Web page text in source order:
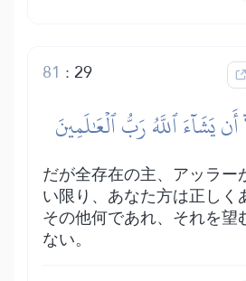
29
:
81
أَن يَشَآءَ ٱللَّهُ رَبُّ ٱلۡعَٰلَمِينَ
だが全存在の主、アッラー
い限り、あなた方は正しく
その他何であれ、それを望
ない。